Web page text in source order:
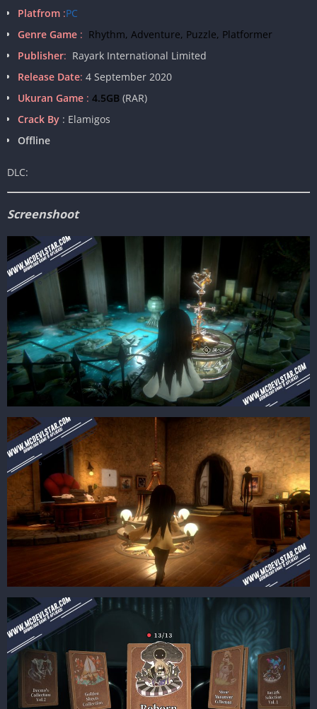
Platfrom :PC
Genre Game : Rhythm, Adventure, Puzzle, Platformer
Publisher: Rayark International Limited
Release Date: 4 September 2020
Ukuran Game : 4.5GB (RAR)
Crack By : Elamigos
Offline
DLC:
Screenshoot